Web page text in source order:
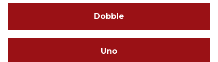
Dobble
Uno